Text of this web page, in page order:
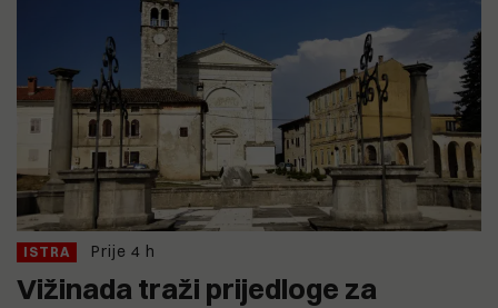
ISTRA Prije 4 h
Vižinada traži prijedloge za